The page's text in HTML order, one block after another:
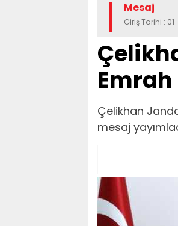
Mesaj
Giriş Tarihi :
Emrah
Çelikhan
mesaj